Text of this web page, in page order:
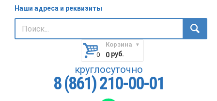
Наши адреса и реквизиты
Корзина
0руб.
круглосуточно
8 (861) 210-00-01